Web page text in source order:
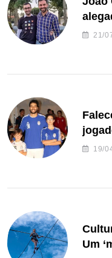
de21/
de19/
Um